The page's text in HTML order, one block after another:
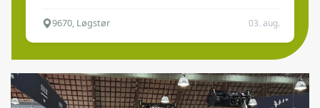
9670, Løgstør 03. aug.